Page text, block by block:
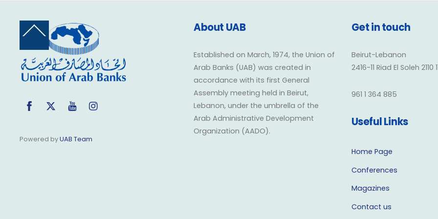
Back
Top
Facebook
Twitter YouTube
Powered byUAB Team
About UAB
Established on March, 1974, the Union of
Arab Banks (UAB) was created in
accordance with its first General
Assembly meeting held in Beirut,
Lebanon, under the umbrella of the
Arab Administrative Development
Organization (AADO).
Get in touch
Beirut-Lebanon
2416-11 Riad El Soleh 2110
961 1 364 885
Useful Links
Home Page
Conferences
Magazines
Contact us